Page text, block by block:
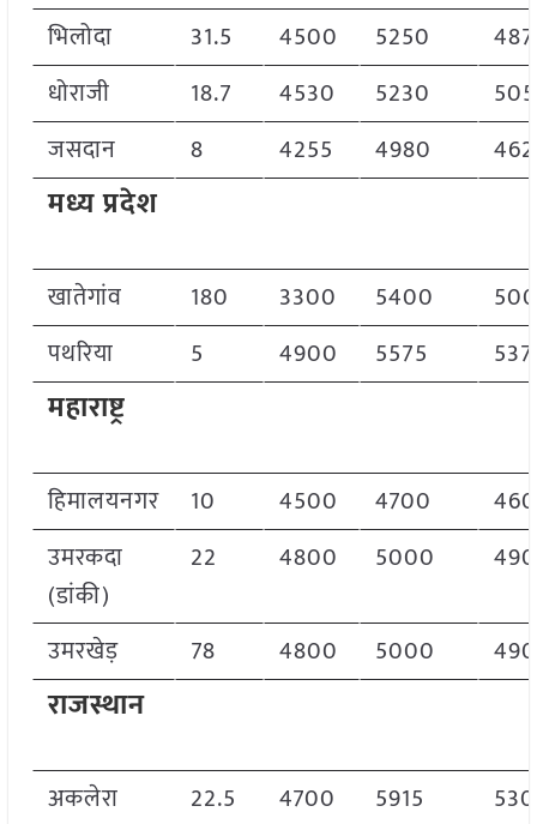
भिलोदा 31.5 4500 5250
धोराजी
18.7 4530 5230
जसदान
8 4255 4980
मध्य प्रदेश
खातेगांव 180 3300 5400
पथरिया
5 4900 5575
महाराष्ट्र
हिमालयनगर 10 4500 4700
उमरकदा
(डांकी)
22 4800 5000
उमरखेड़ 78 4800 5000
राजस्थान
अकलेरा 22.5 4700 5915